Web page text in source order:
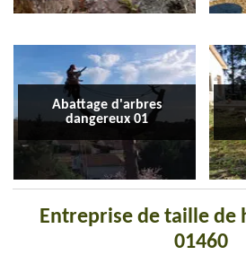
Abattage d'arbres
dangereux 01
Entreprise de taille de
01460